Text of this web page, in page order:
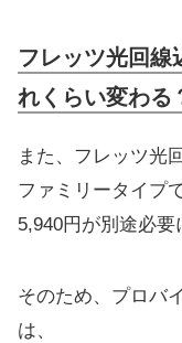
フレッツ光回線
れくらい変わる
また、フレッツ光
ファミリータイプ
5,940円が別途必要
そのため、プロバ
は、